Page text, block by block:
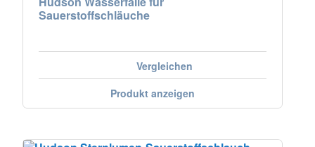
Sauerstoffschläuche
Vergleichen
Produkt anzeigen